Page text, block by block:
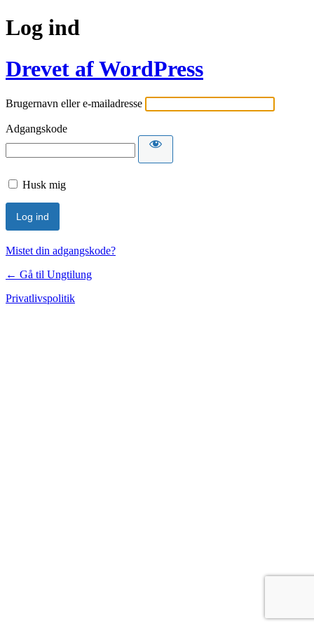
Log ind
Drevet af WordPress
Brugernavn eller e-mailadresse
Adgangskode
Husk mig
Mistet din adgangskode?
← Gå til Ungtilung
Privatlivspolitik